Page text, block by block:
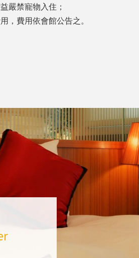
嚴禁寵物入住；
，費用依會館公告之。